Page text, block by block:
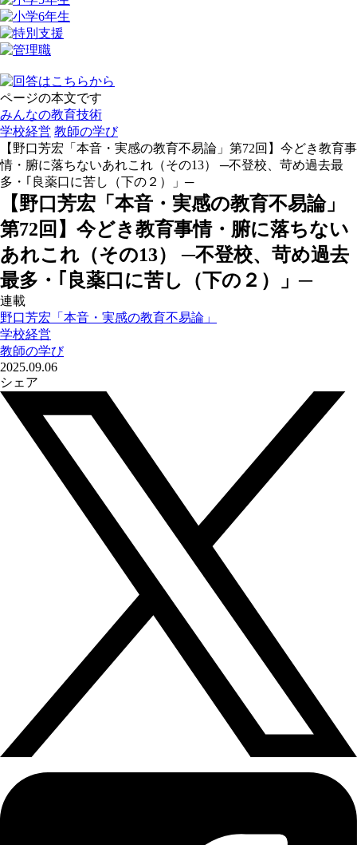
ページの本文です
みんなの教育技術
学校経営 教師の学び
【野口芳宏「本音・実感の教育不易論」第72回】今どき教育事
情・腑に落ちないあれこれ（その13） ─不登校、苛め過去最
多・｢良薬口に苦し（下の２）」─
【野口芳宏「本音・実感の教育不易論」
第72回】今どき教育事情・腑に落ちない
あれこれ（その13） ─不登校、苛め過去
最多・｢良薬口に苦し（下の２）」─
連載
野口芳宏「本音・実感の教育不易論」
学校経営
教師の学び
2025.09.06
シェア